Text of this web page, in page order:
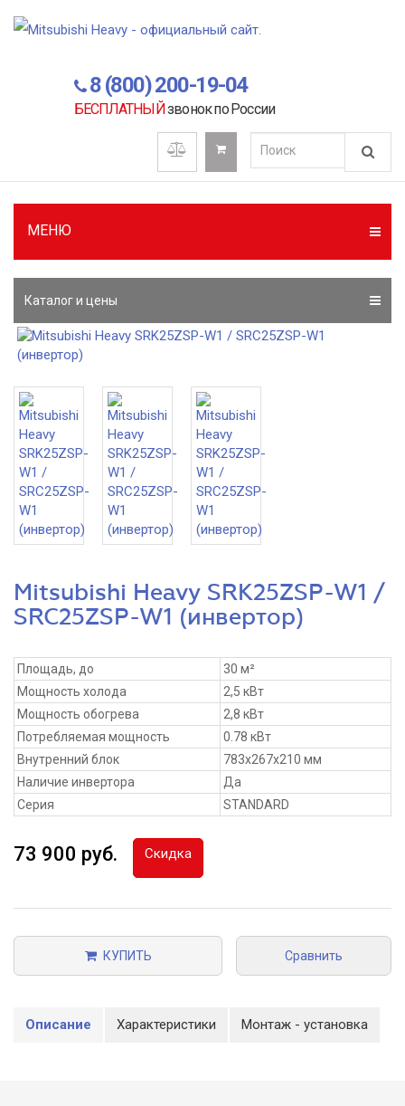
8 (800) 200-19-04
БЕСПЛАТНЫЙзвонок по России
МЕНЮ
Каталог и цены
Mitsubishi Heavy SRK25ZSP-W1 /
SRC25ZSP-W1 (инвертор)
Площадь, до
30 м²
Мощность холода
2,5 кВт
Мощность обогрева
2,8 кВт
Потребляемая мощность
0.78 кВт
Внутренний блок
783x267x210 мм
Наличие инвертора
Да
Серия
STANDARD
73 900 руб. Скидка
КУПИТЬ Сравнить
Описание Характеристики Монтаж - установка